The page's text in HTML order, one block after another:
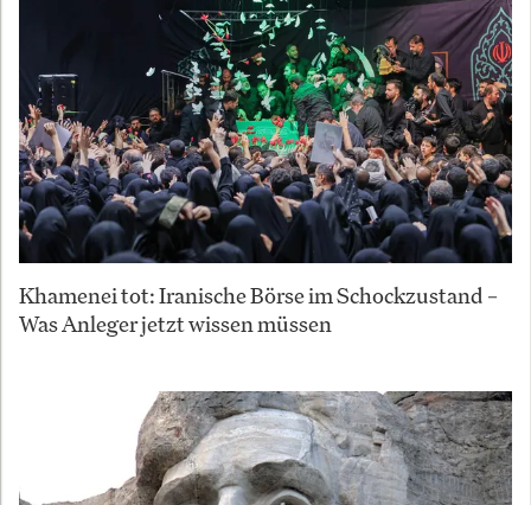
Khamenei tot: Iranische Börse im Schockzustand –
Was Anleger jetzt wissen müssen